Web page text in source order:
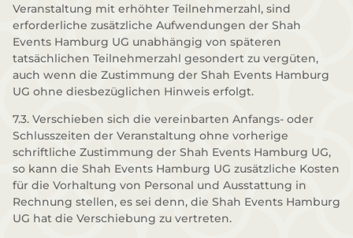
Veranstaltung mit erhöhter Teilnehmerzahl, sind
erforderliche zusätzliche Aufwendungen der Shah
Events Hamburg UG unabhängig von späteren
tatsächlichen Teilnehmerzahl gesondert zu vergüten,
auch wenn die Zustimmung der Shah Events Hamburg
UG ohne diesbezüglichen Hinweis erfolgt.
7.3. Verschieben sich die vereinbarten Anfangs- oder
Schlusszeiten der Veranstaltung ohne vorherige
schriftliche Zustimmung der Shah Events Hamburg UG,
so kann die Shah Events Hamburg UG zusätzliche Kosten
für die Vorhaltung von Personal und Ausstattung in
Rechnung stellen, es sei denn, die Shah Events Hamburg
UG hat die Verschiebung zu vertreten.